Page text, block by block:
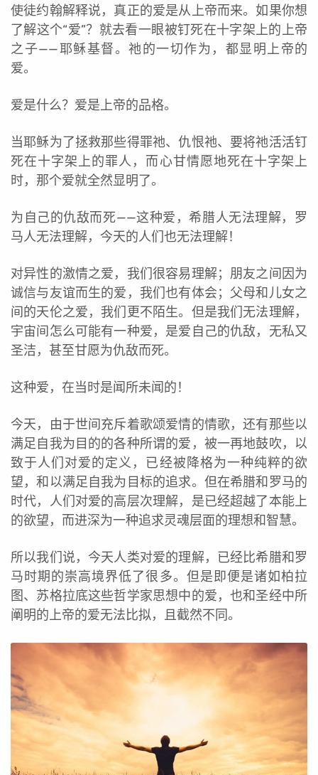
使徒约翰解释说，真正的爱是从上帝而来。如果你想
了解这个“爱”？就去看一眼被钉死在十字架上的上帝
之子——耶稣基督。祂的一切作为，都显明上帝的
爱。
爱是什么？爱是上帝的品格。
当耶稣为了拯救那些得罪祂、仇恨祂、要将祂活活钉
死在十字架上的罪人，而心甘情愿地死在十字架上
时，那个爱就全然显明了。
为自己的仇敌而死——这种爱，希腊人无法理解，罗
马人无法理解，今天的人们也无法理解！
对异性的激情之爱，我们很容易理解；朋友之间因为
诚信与友谊而生的爱，我们也有体会；父母和儿女之
间的天伦之爱，我们更不陌生。但是我们无法理解，
宇宙间怎么可能有一种爱，是爱自己的仇敌，无私又
圣洁，甚至甘愿为仇敌而死。
这种爱，在当时是闻所未闻的！
今天，由于世间充斥着歌颂爱情的情歌，还有那些以
满足自我为目的的各种所谓的爱，被一再地鼓吹，以
致于人们对爱的定义，已经被降格为一种纯粹的欲
望，和以满足自我为目标的追求。但在希腊和罗马的
时代，人们对爱的高层次理解，是已经超越了本能上
的欲望，而进深为一种追求灵魂层面的理想和智慧。
所以我们说，今天人类对爱的理解，已经比希腊和罗
马时期的崇高境界低了很多。但是即便是诸如柏拉
图、苏格拉底这些哲学家思想中的爱，也和圣经中所
阐明的上帝的爱无法比拟，且截然不同。